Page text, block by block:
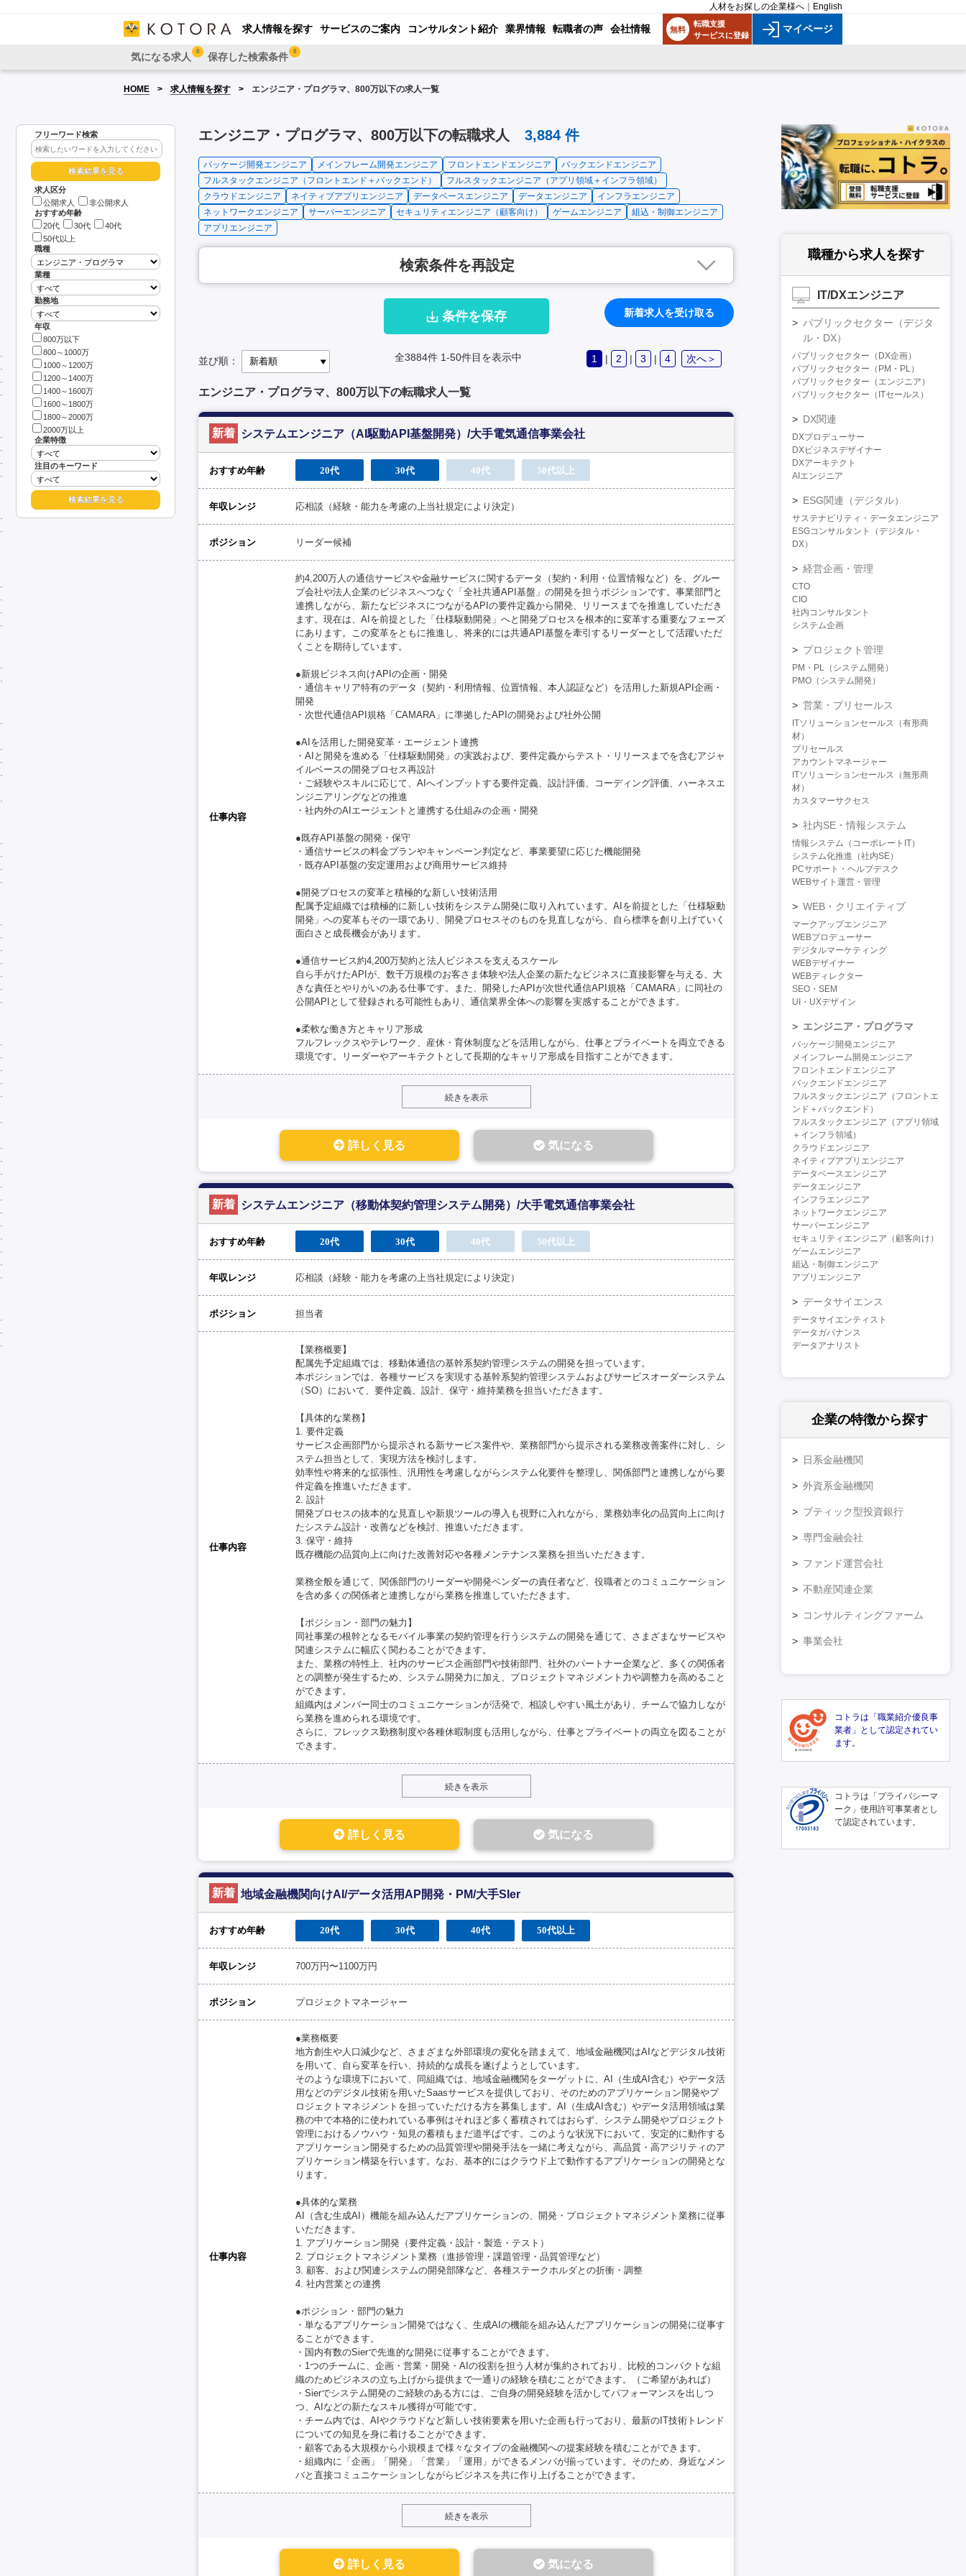
人材をお探しの企業様へ English
求人情報を探す サービスのご案内 コンサルタント紹介 業界情報 転職者の声 会社情報 無料
転職支援
サービスに登録
マイページ
気になる求人 0 保存した検索条件 0
HOME 求人情報を探す エンジニア・プログラマ、800万以下の求人一覧
フリーワード検索
求人区分
公開求人
非公開求人
おすすめ年齢
20代
30代
40代
50代以上
職種
業種
勤務地
年収
800万以下
800～1000万
1000～1200万
1200～1400万
1400～1600万
1600～1800万
1800～2000万
2000万以上
企業特徴
注目のキーワード
エンジニア・プログラマ、800万以下の転職求人 3,884件
パッケージ開発エンジニア メインフレーム開発エンジニア フロントエンドエンジニア
バックエンドエンジニア
フルスタックエンジニア（フロントエンド＋バックエンド）
フルスタックエンジニア（アプリ領域＋インフラ領域）
クラウドエンジニア
ネイティブアプリエンジニア データベースエンジニア データエンジニア
インフラエンジニア
ネットワークエンジニア
サーバーエンジニア セキュリティエンジニア（顧客向け） ゲームエンジニア
組込・制御エンジニア
アプリエンジニア
検索条件を再設定
条件を保存 新着求人を受け取る
並び順： 全3884件 1-50件目を表示中 1 | 2 | 3 | 4 次へ＞
エンジニア・プログラマ、800万以下の転職求人一覧
新着 システムエンジニア（AI駆動API基盤開発）/大手電気通信事業会社
おすすめ年齢 20代 30代 40代 50代以上
年収レンジ 応相談（経験・能力を考慮の上当社規定により決定）
ポジション リーダー候補
仕事内容
約4,200万人の通信サービスや金融サービスに関するデータ（契約・利用・位置情報など）を、グルー
プ会社や法人企業のビジネスへつなぐ「全社共通API基盤」の開発を担うポジションです。事業部門と
連携しながら、新たなビジネスにつながるAPIの要件定義から開発、リリースまでを推進していただき
ます。現在は、AIを前提とした「仕様駆動開発」へと開発プロセスを根本的に変革する重要なフェーズ
にあります。この変革をともに推進し、将来的には共通API基盤を牽引するリーダーとして活躍いただ
くことを期待しています。
●新規ビジネス向けAPIの企画・開発
・通信キャリア特有のデータ（契約・利用情報、位置情報、本人認証など）を活用した新規API企画・
開発
・次世代通信API規格「CAMARA」に準拠したAPIの開発および社外公開
●AIを活用した開発変革・エージェント連携
・AIと開発を進める「仕様駆動開発」の実践および、要件定義からテスト・リリースまでを含むアジャ
イルベースの開発プロセス再設計
・ご経験やスキルに応じて、AIへインプットする要件定義、設計評価、コーディング評価、ハーネスエ
ンジニアリングなどの推進
・社内外のAIエージェントと連携する仕組みの企画・開発
●既存API基盤の開発・保守
・通信サービスの料金プランやキャンペーン判定など、事業要望に応じた機能開発
・既存API基盤の安定運用および商用サービス維持
●開発プロセスの変革と積極的な新しい技術活用
配属予定組織では積極的に新しい技術をシステム開発に取り入れています。AIを前提とした「仕様駆動
開発」への変革もその一環であり、開発プロセスそのものを見直しながら、自ら標準を創り上げていく
面白さと成長機会があります。
●通信サービス約4,200万契約と法人ビジネスを支えるスケール
自ら手がけたAPIが、数千万規模のお客さま体験や法人企業の新たなビジネスに直接影響を与える、大
きな責任とやりがいのある仕事です。また、開発したAPIが次世代通信API規格「CAMARA」に同社の
公開APIとして登録される可能性もあり、通信業界全体への影響を実感することができます。
●柔軟な働き方とキャリア形成
フルフレックスやテレワーク、産休・育休制度などを活用しながら、仕事とプライベートを両立できる
環境です。リーダーやアーキテクトとして長期的なキャリア形成を目指すことができます。
続きを表示
詳しく見る 気になる
新着 システムエンジニア（移動体契約管理システム開発）/大手電気通信事業会社
おすすめ年齢 20代 30代 40代 50代以上
年収レンジ 応相談（経験・能力を考慮の上当社規定により決定）
ポジション 担当者
仕事内容
【業務概要】
配属先予定組織では、移動体通信の基幹系契約管理システムの開発を担っています。
本ポジションでは、各種サービスを実現する基幹系契約管理システムおよびサービスオーダーシステム
（SO）において、要件定義、設計、保守・維持業務を担当いただきます。
【具体的な業務】
1. 要件定義
サービス企画部門から提示される新サービス案件や、業務部門から提示される業務改善案件に対し、シ
ステム担当として、実現方法を検討します。
効率性や将来的な拡張性、汎用性を考慮しながらシステム化要件を整理し、関係部門と連携しながら要
件定義を推進いただきます。
2. 設計
開発プロセスの抜本的な見直しや新規ツールの導入も視野に入れながら、業務効率化の品質向上に向け
たシステム設計・改善などを検討、推進いただきます。
3. 保守・維持
既存機能の品質向上に向けた改善対応や各種メンテナンス業務を担当いただきます。
業務全般を通じて、関係部門のリーダーや開発ベンダーの責任者など、役職者とのコミュニケーション
を含め多くの関係者と連携しながら業務を推進していただきます。
【ポジション・部門の魅力】
同社事業の根幹となるモバイル事業の契約管理を行うシステムの開発を通じて、さまざまなサービスや
関連システムに幅広く関わることができます。
また、業務の特性上、社内のサービス企画部門や技術部門、社外のパートナー企業など、多くの関係者
との調整が発生するため、システム開発力に加え、プロジェクトマネジメント力や調整力を高めること
ができます。
組織内はメンバー同士のコミュニケーションが活発で、相談しやすい風土があり、チームで協力しなが
ら業務を進められる環境です。
さらに、フレックス勤務制度や各種休暇制度も活用しながら、仕事とプライベートの両立を図ることが
できます。
続きを表示
詳しく見る 気になる
新着 地域金融機関向けAI/データ活用AP開発・PM/大手SIer
おすすめ年齢 20代 30代 40代 50代以上
年収レンジ 700万円〜1100万円
ポジション プロジェクトマネージャー
仕事内容
●業務概要
地方創生や人口減少など、さまざまな外部環境の変化を踏まえて、地域金融機関はAIなどデジタル技術
を用いて、自ら変革を行い、持続的な成長を遂げようとしています。
そのような環境下において、同組織では、地域金融機関をターゲットに、AI（生成AI含む）やデータ活
用などのデジタル技術を用いたSaasサービスを提供しており、そのためのアプリケーション開発やプ
ロジェクトマネジメントを担っていただける方を募集します。AI（生成AI含む）やデータ活用領域は業
務の中で本格的に使われている事例はそれほど多く蓄積されてはおらず、システム開発やプロジェクト
管理におけるノウハウ・知見の蓄積もまだ道半ばです。このような状況下において、安定的に動作する
アプリケーション開発するための品質管理や開発手法を一緒に考えながら、高品質・高アジリティのア
プリケーション構築を行います。なお、基本的にはクラウド上で動作するアプリケーションの開発とな
ります。
●具体的な業務
AI（含む生成AI）機能を組み込んだアプリケーションの、開発・プロジェクトマネジメント業務に従事
いただきます。
1. アプリケーション開発（要件定義・設計・製造・テスト）
2. プロジェクトマネジメント業務（進捗管理・課題管理・品質管理など）
3. 顧客、および関連システムの開発部隊など、各種ステークホルダとの折衝・調整
4. 社内営業との連携
●ポジション・部門の魅力
・単なるアプリケーション開発ではなく、生成AIの機能を組み込んだアプリケーションの開発に従事す
ることができます。
・国内有数のSierで先進的な開発に従事することができます。
・1つのチームに、企画・営業・開発・AIの役割を担う人材が集約されており、比較的コンパクトな組
織のためビジネスの立ち上げから提供まで一通りの経験を積むことができます。（ご希望があれば）
・Sierでシステム開発のご経験のある方には、ご自身の開発経験を活かしてパフォーマンスを出しつ
つ、AIなどの新たなスキル獲得が可能です。
・チーム内では、AIやクラウドなど新しい技術要素を用いた企画も行っており、最新のIT技術トレンド
についての知見を身に着けることができます。
・顧客である大規模から小規模まで様々なタイプの金融機関への提案経験を積むことができます。
・組織内に「企画」「開発」「営業」「運用」ができるメンバが揃っています。そのため、身近なメン
バと直接コミュニケーションしながらビジネスを共に作り上げることができます。
続きを表示
詳しく見る 気になる
職種から求人を探す
IT/DXエンジニア
パブリックセクター（デジタ
ル・DX）
パブリックセクター（DX企画）
パブリックセクター（PM・PL）
パブリックセクター（エンジニア）
パブリックセクター（ITセールス）
DX関連
DXプロデューサー
DXビジネスデザイナー
DXアーキテクト
AIエンジニア
ESG関連（デジタル）
サステナビリティ・データエンジニア
ESGコンサルタント（デジタル・
DX）
経営企画・管理
CTO
CIO
社内コンサルタント
システム企画
プロジェクト管理
PM・PL（システム開発）
PMO（システム開発）
営業・プリセールス
ITソリューションセールス（有形商
材）
プリセールス
アカウントマネージャー
ITソリューションセールス（無形商
材）
カスタマーサクセス
社内SE・情報システム
情報システム（コーポレートIT）
システム化推進（社内SE）
PCサポート・ヘルプデスク
WEBサイト運営・管理
WEB・クリエイティブ
マークアップエンジニア
WEBプロデューサー
デジタルマーケティング
WEBデザイナー
WEBディレクター
SEO・SEM
UI・UXデザイン
エンジニア・プログラマ
パッケージ開発エンジニア
メインフレーム開発エンジニア
フロントエンドエンジニア
バックエンドエンジニア
フルスタックエンジニア（フロントエ
ンド＋バックエンド）
フルスタックエンジニア（アプリ領域
＋インフラ領域）
クラウドエンジニア
ネイティブアプリエンジニア
データベースエンジニア
データエンジニア
インフラエンジニア
ネットワークエンジニア
サーバーエンジニア
セキュリティエンジニア（顧客向け）
ゲームエンジニア
組込・制御エンジニア
アプリエンジニア
データサイエンス
データサイエンティスト
データガバナンス
データアナリスト
企業の特徴から探す
日系金融機関
外資系金融機関
ブティック型投資銀行
専門金融会社
ファンド運営会社
不動産関連企業
コンサルティングファーム
事業会社
コトラは「職業紹介優良事
業者」として認定されてい
ます。
コトラは「プライバシーマ
ーク」使用許可事業者とし
て認定されています。